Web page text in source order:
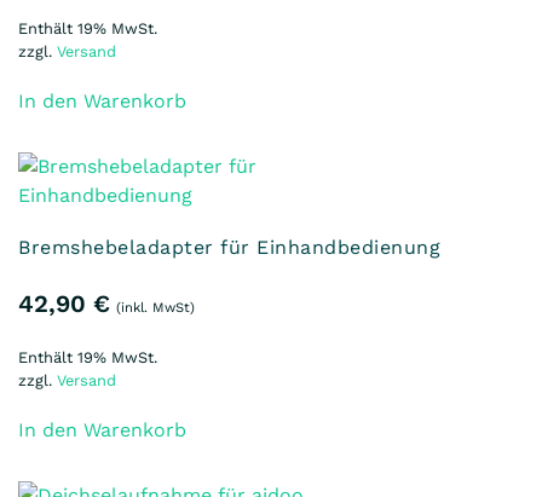
Enthält 19% MwSt.
zzgl. Versand
In den Warenkorb
Bremshebeladapter für Einhandbedienung
42,90 € (inkl. MwSt)
Enthält 19% MwSt.
zzgl. Versand
In den Warenkorb